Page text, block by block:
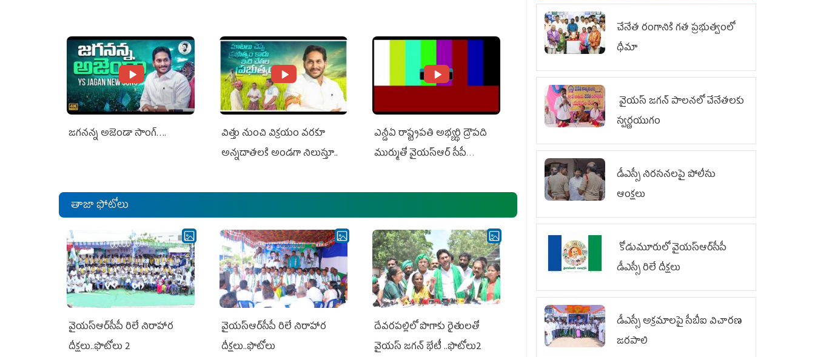
జగనన్న అజెండా సాంగ్….
విత్తు నుంచి విక్రయం వరకూ
అన్నదాతలకి అండగా నిలుస్తూ..
ఎన్డీఏ రాష్ట్ర‌ప‌తి అభ్య‌ర్థి ద్రౌప‌ది
ముర్ముతో వైయ‌స్ఆర్ సీపీ
ఎమ్మెల్యేలు, ఎంపీల స‌మావేశం
తాజా ఫోటోలు
వైయ‌స్ఆర్‌సీపీ రిలే నిరాహార
దీక్షలు..ఫొటోలు 2
వైయ‌స్ఆర్‌సీపీ రిలే నిరాహార
దీక్షలు..ఫొటోలు
దేవరపల్లిలో పొగాకు రైతులతో
వైయస్ జగన్ భేటీ ..ఫొటోలు2
చేనేత రంగానికి గత ప్రభుత్వంలో
ధీమా
వైయ‌స్ జగన్ పాలనలో చేనేతలకు
స్వర్ణయుగం
డీఎస్సీ నిరసనలపై పోలీసు
ఆంక్షలు
కోడుమూరులో వైయ‌స్ఆర్‌సీపీ
డీఎస్సీ రిలే దీక్షలు
డీఎస్సీ అక్రమాలపై సీబీఐ విచారణ
జరపాలి